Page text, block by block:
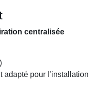
centralisée
adapté pour l’installation